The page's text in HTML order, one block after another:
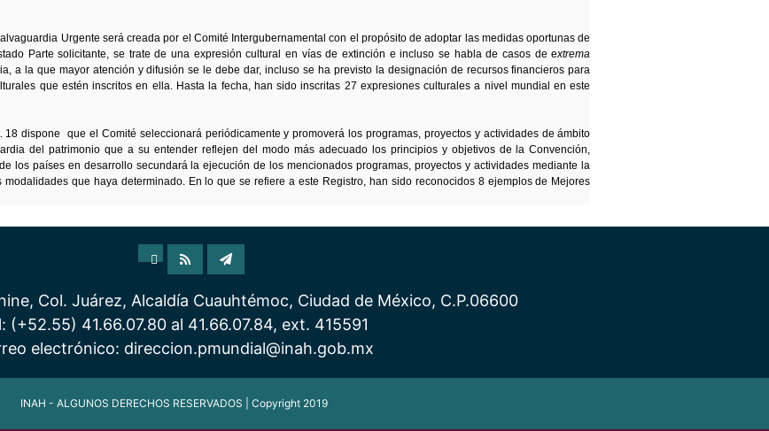
Urgente será creada por el Comité Intergubernamental con el propósito de adoptar las medidas oportunas de
Parte solicitante, se trate de una expresión cultural en vías de extinción e incluso se habla de casos de extrema
a la que mayor atención y difusión se le debe dar, incluso se ha previsto la designación de recursos financieros para
que estén inscritos en ella. Hasta la fecha, han sido inscritas 27 expresiones culturales a nivel mundial en este
18 dispone que el Comité seleccionará periódicamente y promoverá los programas, proyectos y actividades de ámbito
del patrimonio que a su entender reflejen del modo más adecuado los principios y objetivos de la Convención,
los países en desarrollo secundará la ejecución de los mencionados programas, proyectos y actividades mediante la
que haya determinado. En lo que se refiere a este Registro, han sido reconocidos 8 ejemplos de Mejores
Col. Juárez, Alcaldía Cuauhtémoc, Ciudad de México, C.P.06600
(+52.55) 41.66.07.80 al 41.66.07.84, ext. 415591
electrónico: direccion.pmundial@inah.gob.mx
INAH - ALGUNOS DERECHOS RESERVADOS | Copyright 2019